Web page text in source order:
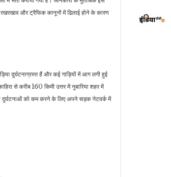
और ट्रैफिक कानूनों में ढिलाई होने के कारण
दुर्घटनाग्रस्त हैं और कई गाड़ियों में आग लगी हुई
से करीब 160 किमी उत्तर में नुबारिया शहर में
दुर्घटनाओं को कम करने के लिए अपने सड़क नेटवर्क में